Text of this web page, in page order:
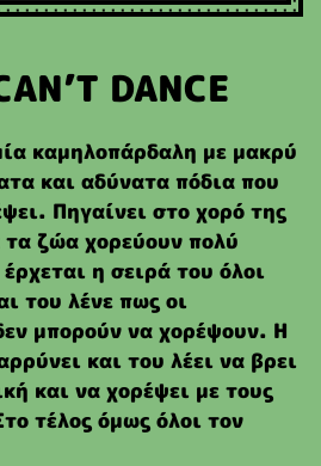
DANCE
καμηλοπάρδαλη με μακρύ
και αδύνατα πόδια που
Πηγαίνει στο χορό της
ζώα χορεύουν πολύ
η σειρά του όλοι
του λένε πως οι
μπορούν να χορέψουν. Η
και του λέει να βρει
και να χορέψει με τους
τέλος όμως όλοι τον